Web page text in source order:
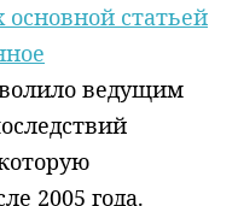
статьей
ведущим
2005 года.